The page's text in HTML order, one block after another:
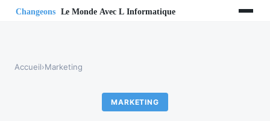
Accueil›Marketing
MARKETING